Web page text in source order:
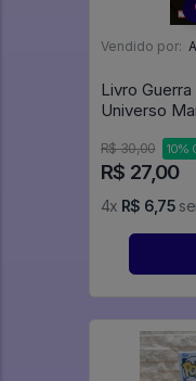
Vendido por:
Livro
R$ 30,00 10%
R$ 27,00
4x R$ 6,75